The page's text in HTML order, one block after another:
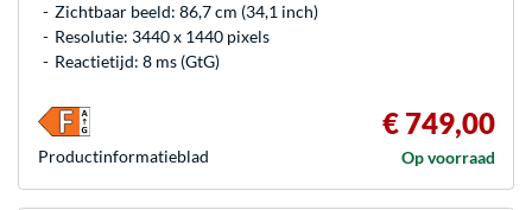
Zichtbaar beeld: 86,7 cm (34,1 inch)
Resolutie: 3440 x 1440 pixels
Reactietijd: 8 ms (GtG)
€ 749,00
Op voorraad
Product­informatieblad